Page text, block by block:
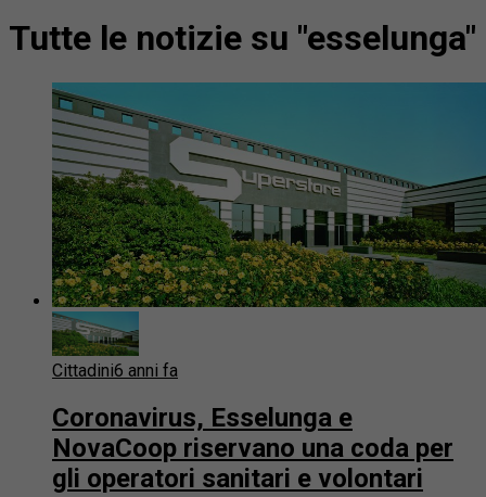
Tutte le notizie su "esselunga"
Cittadini6 anni fa
Coronavirus, Esselunga e
NovaCoop riservano una coda per
gli operatori sanitari e volontari